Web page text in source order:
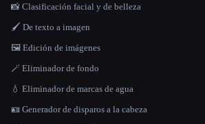
📸 Clasificación facial y de belleza
🖌️ De texto a imagen
🖼️ Edición de imágenes
🪄 Eliminador de fondo
💧 Eliminador de marcas de agua
🪪 Generador de disparos a la cabeza